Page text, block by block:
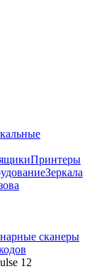
Принтеры
Зеркала
сканеры
12